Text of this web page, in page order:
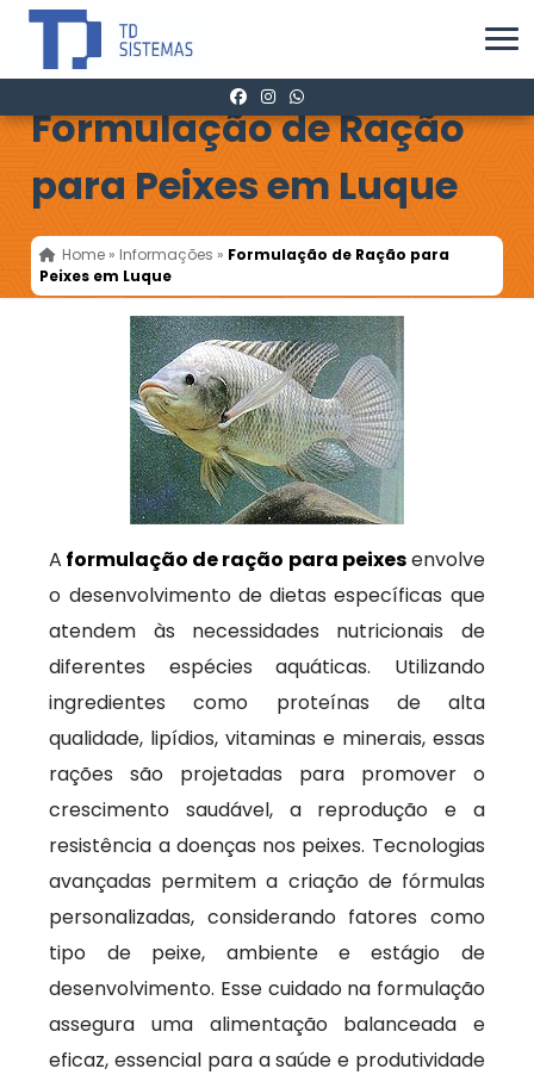
Formulação de Ração
para Peixes em Luque
Home » Informações » Formulação de Ração para
Peixes em Luque
A formulação de ração para peixesenvolve
o desenvolvimento de dietas específicas que
atendem às necessidades nutricionais de
diferentes espécies aquáticas. Utilizando
ingredientes como proteínas de alta
qualidade, lipídios, vitaminas e minerais, essas
rações são projetadas para promover o
crescimento saudável, a reprodução e a
resistência a doenças nos peixes. Tecnologias
avançadas permitem a criação de fórmulas
personalizadas, considerando fatores como
tipo de peixe, ambiente e estágio de
desenvolvimento. Esse cuidado na formulação
assegura uma alimentação balanceada e
eficaz, essencial para a saúde e produtividade